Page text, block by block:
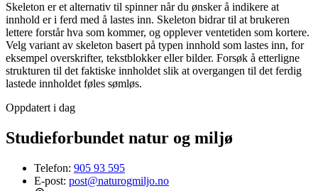
Skeleton er et alternativ til spinner når du ønsker å indikere at
innhold er i ferd med å lastes inn. Skeleton bidrar til at brukeren
lettere forstår hva som kommer, og opplever ventetiden som kortere.
Velg variant av skeleton basert på typen innhold som lastes inn, for
eksempel overskrifter, tekstblokker eller bilder. Forsøk å etterligne
strukturen til det faktiske innholdet slik at overgangen til det ferdig
lastede innholdet føles sømløs.
Oppdatert i dag
Studieforbundet natur og miljø
Telefon: 905 93 595
E-post: post@naturogmiljo.no